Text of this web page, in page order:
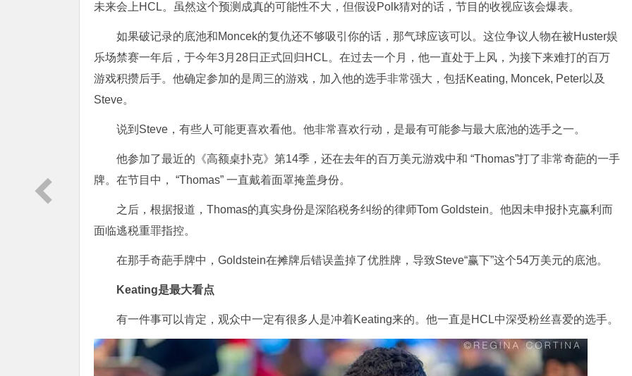
未来会上HCL。虽然这个预测成真的可能性不大，但假设Polk猜对的话，节目的收视应该会爆表。
如果破记录的底池和Moncek的复仇还不够吸引你的话，那气球应该可以。这位争议人物在被Huster娱
乐场禁赛一年后，于今年3月28日正式回归HCL。在过去一个月，他一直处于上风，为接下来难打的百万
游戏积攒后手。他确定参加的是周三的游戏，加入他的选手非常强大，包括Keating, Moncek, Peter以及
Steve。
说到Steve，有些人可能更喜欢看他。他非常喜欢行动，是最有可能参与最大底池的选手之一。
他参加了最近的《高额桌扑克》第14季，还在去年的百万美元游戏中和 “Thomas”打了非常奇葩的一手
牌。在节目中， “Thomas” 一直戴着面罩掩盖身份。
之后，根据报道，Thomas的真实身份是深陷税务纠纷的律师Tom Goldstein。他因未申报扑克赢利而
面临逃税重罪指控。
在那手奇葩手牌中，Goldstein在摊牌后错误盖掉了优胜牌，导致Steve“赢下”这个54万美元的底池。
Keating是最大看点
有一件事可以肯定，观众中一定有很多人是冲着Keating来的。他一直是HCL中深受粉丝喜爱的选手。